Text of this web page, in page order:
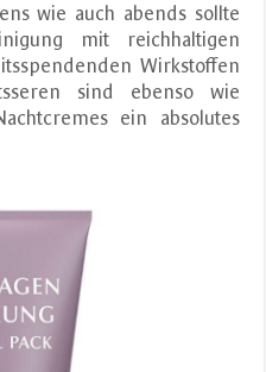
wie auch abends sollte
mit reichhaltigen
Wirkstoffen
sind ebenso wie
ein absolutes